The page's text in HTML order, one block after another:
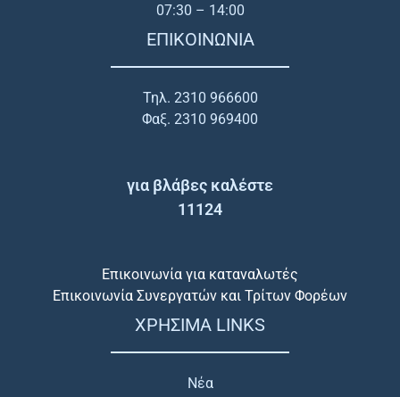
07:30 – 14:00
ΕΠΙΚΟΙΝΩΝΙΑ
Τηλ. 2310 966600
Φαξ. 2310 969400
για βλάβες καλέστε
11124
Επικοινωνία για καταναλωτές
Επικοινωνία Συνεργατών και Τρίτων Φορέων
ΧΡΗΣΙΜΑ LINKS
Νέα